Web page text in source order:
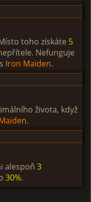
toho získáte 5
Nefunguje
Iron Maiden.
života, když
.
alespoň 3
30%.